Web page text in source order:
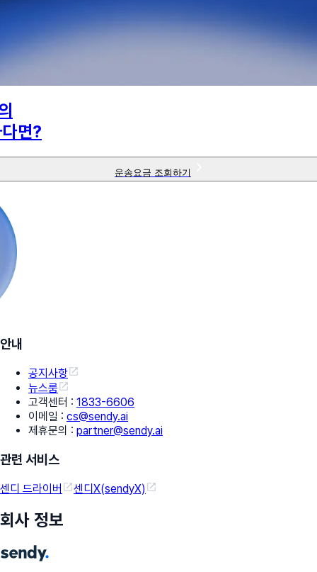
면?
운송요금 조회하기
안내
공지사항
뉴스룸
고객센터 : 1833-6606
이메일 : cs@sendy.ai
제휴문의 : partner@sendy.ai
관련 서비스
센디 드라이버 센디X(sendyX)
회사 정보